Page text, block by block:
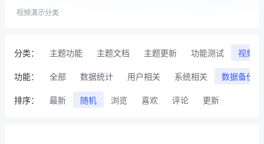
视频演示分类
分类： 主题功能 主题文档 主题更新 功能测试
视频
功能：
全部 数据统计 用户相关 系统相关
数据备份
排序：
最新 随机 浏览 喜欢 评论 更新